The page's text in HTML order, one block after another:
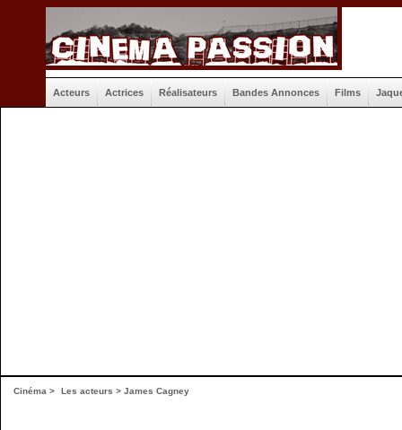
Acteurs Actrices Réalisateurs Bandes Annonces Films
Cinéma > Les acteurs > James Cagney